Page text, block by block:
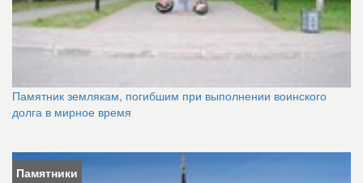
Памятник землякам, погибшим при выполнении воинского
долга в мирное время
Памятники